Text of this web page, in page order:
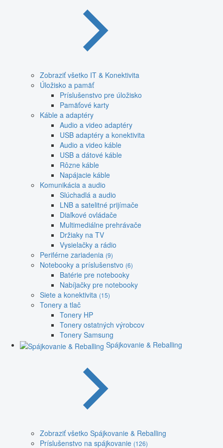
Zobraziť všetko IT & Konektivita
Úložisko a pamäť
Príslušenstvo pre úložisko
Pamäťové karty
Káble a adaptéry
Audio a video adaptéry
USB adaptéry a konektivita
Audio a video káble
USB a dátové káble
Rôzne káble
Napájacie káble
Komunikácia a audio
Slúchadlá a audio
LNB a satelitné prijímače
Diaľkové ovládače
Multimediálne prehrávače
Držiaky na TV
Vysielačky a rádio
Periférne zariadenia (9)
Notebooky a príslušenstvo (6)
Batérie pre notebooky
Nabíjačky pre notebooky
Siete a konektivita (15)
Tonery a tlač
Tonery HP
Tonery ostatných výrobcov
Tonery Samsung
Spájkovanie & Reballing
Zobraziť všetko Spájkovanie & Reballing
Príslušenstvo na spájkovanie (126)